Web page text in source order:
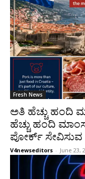
Fresh News
ಅತಿ ಹೆಚ್ಚು ಹಂದಿ
ಹೆಚ್ಚು ಹಂದಿ ಮಾಂಸ
ಪೋರ್ಕ್ ಸೇವಿಸುವ
V4newseditors - June 23,